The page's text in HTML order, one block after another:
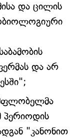
და ცილის
და არ
პერიოდის
"კანონით